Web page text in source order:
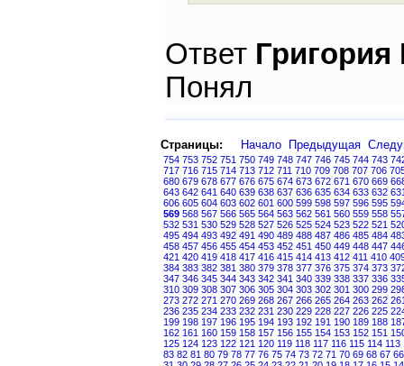
Ответ
Понял
Страницы: Начало Предыдущая
754 753 752 751 750 749 748 747 746 745 744 743
717 716 715 714 713 712 711 710 709 708 707 706
680 679 678 677 676 675 674 673 672 671 670 669
643 642 641 640 639 638 637 636 635 634 633 632
606 605 604 603 602 601 600 599 598 597 596 595
569 568 567 566 565 564 563 562 561 560 559 558
532 531 530 529 528 527 526 525 524 523 522 521
495 494 493 492 491 490 489 488 487 486 485 484
458 457 456 455 454 453 452 451 450 449 448 447
421 420 419 418 417 416 415 414 413 412 411 410
384 383 382 381 380 379 378 377 376 375 374 373
347 346 345 344 343 342 341 340 339 338 337 336
310 309 308 307 306 305 304 303 302 301 300 299
273 272 271 270 269 268 267 266 265 264 263 262
236 235 234 233 232 231 230 229 228 227 226 225
199 198 197 196 195 194 193 192 191 190 189 188
162 161 160 159 158 157 156 155 154 153 152 151
125 124 123 122 121 120 119 118 117 116 115 114 113
83 82 81 80 79 78 77 76 75 74 73 72 71 70 69 68 67 66